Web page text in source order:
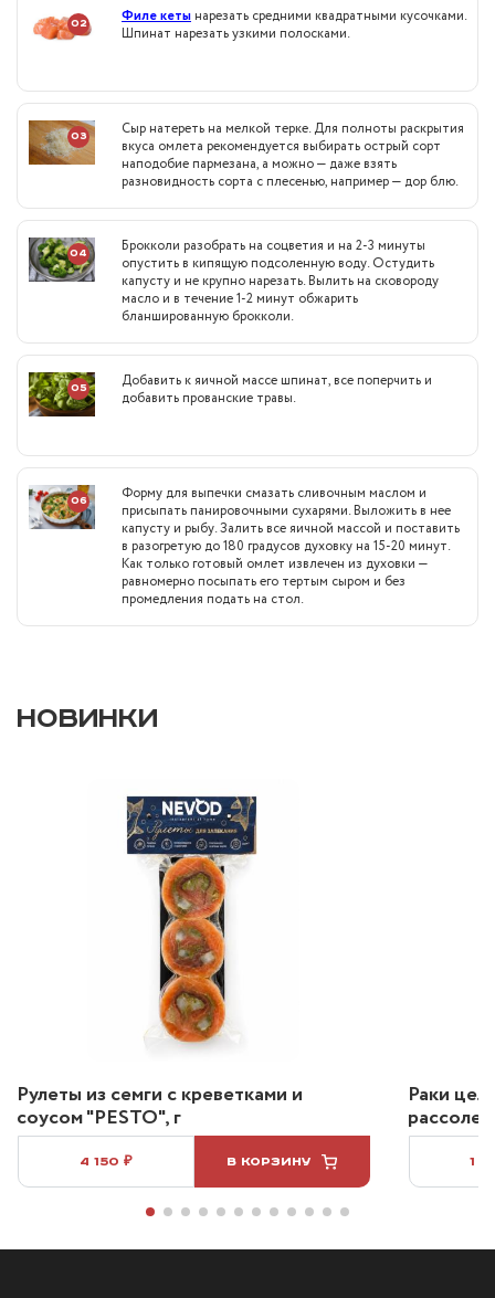
02 Филе кеты нарезать средними квадратными кусочками.
Шпинат нарезать узкими полосками.
03
Сыр натереть на мелкой терке. Для полноты раскрытия
вкуса омлета рекомендуется выбирать острый сорт
наподобие пармезана, а можно — даже взять
разновидность сорта с плесенью, например — дор блю.
04
Брокколи разобрать на соцветия и на 2-3 минуты
опустить в кипящую подсоленную воду. Остудить
капусту и не крупно нарезать. Вылить на сковороду
масло и в течение 1-2 минут обжарить
бланшированную брокколи.
05
Добавить к яичной массе шпинат, все поперчить и
добавить прованские травы.
06
Форму для выпечки смазать сливочным маслом и
присыпать панировочными сухарями. Выложить в нее
капусту и рыбу. Залить все яичной массой и поставить
в разогретую до 180 градусов духовку на 15-20 минут.
Как только готовый омлет извлечен из духовки —
равномерно посыпать его тертым сыром и без
промедления подать на стол.
НОВИНКИ
Рулеты из семги с креветками и
соусом "PESTO", г
4 150 ₽ В КОРЗИНУ
Раки
рассоле
1